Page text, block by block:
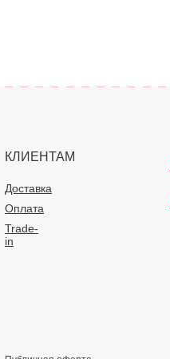
КЛИЕНТАМ
Доставка
Оплата
Trade-
in